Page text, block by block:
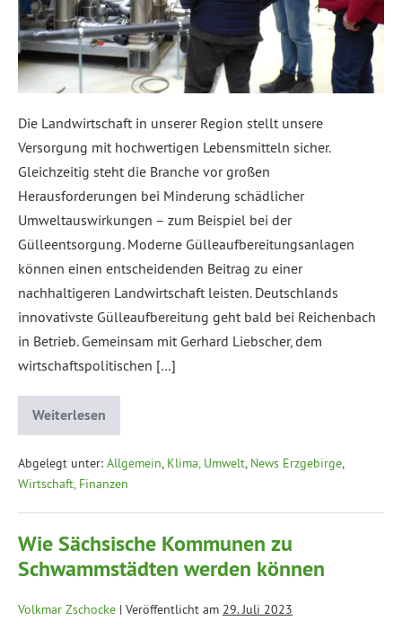
Die Landwirtschaft in unserer Region stellt unsere
Versorgung mit hochwertigen Lebensmitteln sicher.
Gleichzeitig steht die Branche vor großen
Herausforderungen bei Minderung schädlicher
Umweltauswirkungen – zum Beispiel bei der
Gülleentsorgung. Moderne Gülleaufbereitungsanlagen
können einen entscheidenden Beitrag zu einer
nachhaltigeren Landwirtschaft leisten. Deutschlands
innovativste Gülleaufbereitung geht bald bei Reichenbach
in Betrieb. Gemeinsam mit Gerhard Liebscher, dem
wirtschaftspolitischen […]
Weiterlesen
Abgelegt unter: Allgemein, Klima, Umwelt, News Erzgebirge,
Wirtschaft, Finanzen
Wie Sächsische Kommunen zu
Schwammstädten werden können
Volkmar Zschocke | Veröffentlicht am 29. Juli 2023